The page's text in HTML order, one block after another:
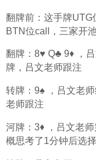
翻牌前：这手牌UTG
BTN位call，三家开池
翻牌：8♥️ Q♣️ 9♦️ ，
牌，吕文老师跟注
转牌：9♠️ ，吕文老
老师跟注
河牌：3♦️ ，吕文老
概思考了1分钟后选择